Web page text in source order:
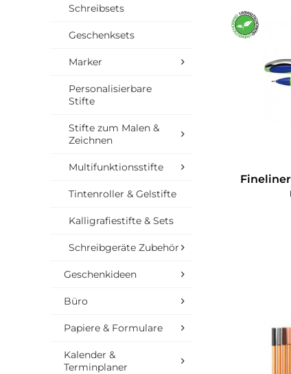
Schreibsets
Geschenksets
Marker
Personalisierbare
Stifte
Stifte zum Malen &
Zeichnen
Multifunktionsstifte
Tintenroller & Gelstifte
Kalligrafiestifte & Sets
Schreibgeräte Zubehör
Geschenkideen
Büro
Papiere & Formulare
Kalender &
Terminplaner